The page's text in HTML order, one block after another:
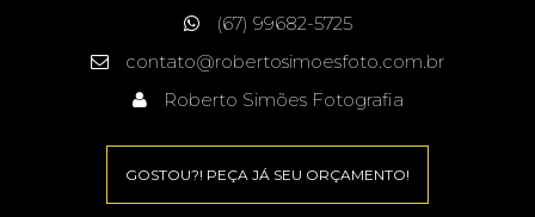
(67) 99682-5725
contato@robertosimoesfoto.com.br
Roberto Simões Fotografia
GOSTOU?! PEÇA JÁ SEU ORÇAMENTO!